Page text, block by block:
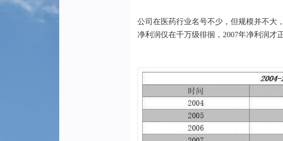
公司在医药行业名号不少，但规模并不大
净利润仅在千万级徘徊，2007年净利润才